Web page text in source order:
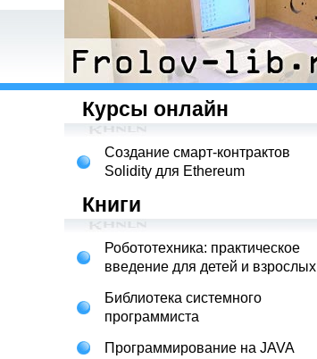
Курсы онлайн
Создание смарт-контрактов
Solidity для Ethereum
Книги
Робототехника: практическое
введение для детей и взрослых
Библиотека системного
программиста
Программирование на JAVA